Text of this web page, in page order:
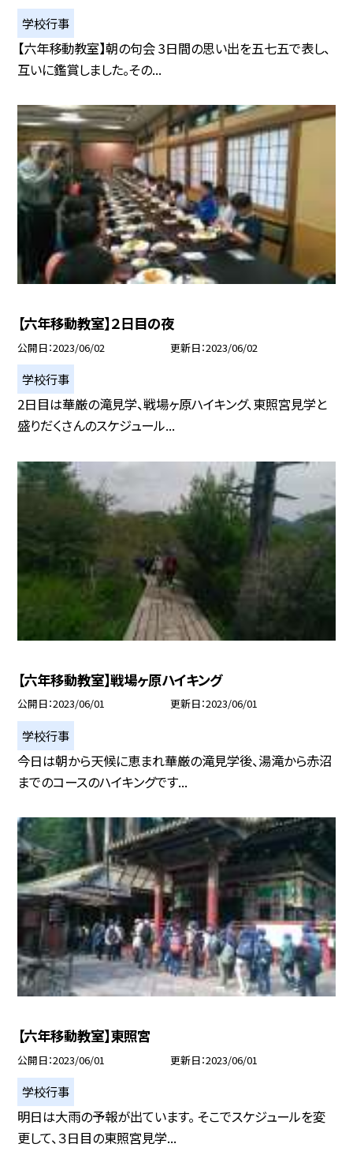
学校行事
【六年移動教室】朝の句会 3日間の思い出を五七五で表し、
互いに鑑賞しました。その...
【六年移動教室】２日目の夜
公開日 2023/06/02 更新日 2023/06/02
学校行事
2日目は華厳の滝見学、戦場ヶ原ハイキング、東照宮見学と
盛りだくさんのスケジュール...
【六年移動教室】戦場ヶ原ハイキング
公開日 2023/06/01 更新日 2023/06/01
学校行事
今日は朝から天候に恵まれ華厳の滝見学後、湯滝から赤沼
までのコースのハイキングです...
【六年移動教室】東照宮
公開日 2023/06/01 更新日 2023/06/01
学校行事
明日は大雨の予報が出ています。 そこでスケジュールを変
更して、３日目の東照宮見学...